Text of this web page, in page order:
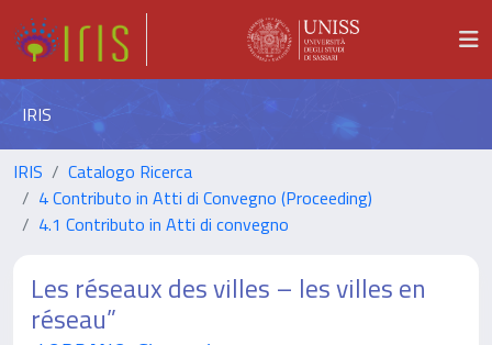
IRIS
IRIS
Catalogo Ricerca
4 Contributo in Atti di Convegno (Proceeding)
4.1 Contributo in Atti di convegno
Les réseaux des villes – les villes en
réseau”